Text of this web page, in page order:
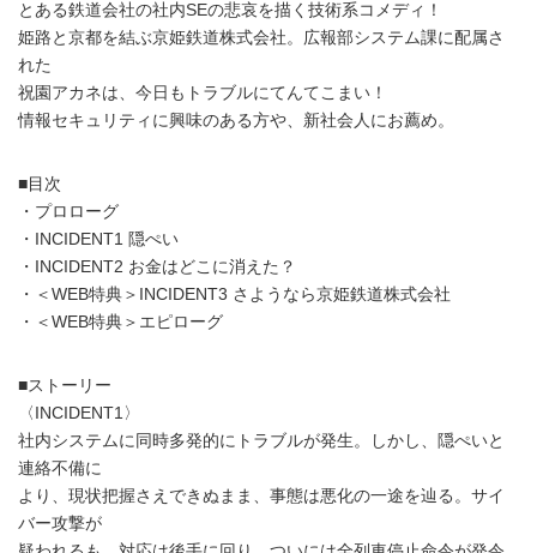
とある鉄道会社の社内SEの悲哀を描く技術系コメディ！
姫路と京都を結ぶ京姫鉄道株式会社。広報部システム課に配属さ
れた
祝園アカネは、今日もトラブルにてんてこまい！
情報セキュリティに興味のある方や、新社会人にお薦め。
■目次
・プロローグ
・INCIDENT1 隠ぺい
・INCIDENT2 お金はどこに消えた？
・＜WEB特典＞INCIDENT3 さようなら京姫鉄道株式会社
・＜WEB特典＞エピローグ
■ストーリー
〈INCIDENT1〉
社内システムに同時多発的にトラブルが発生。しかし、隠ぺいと
連絡不備に
より、現状把握さえできぬまま、事態は悪化の一途を辿る。サイ
バー攻撃が